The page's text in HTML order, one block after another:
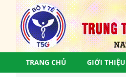
TRANG CHỦ GIỚI THIỆU